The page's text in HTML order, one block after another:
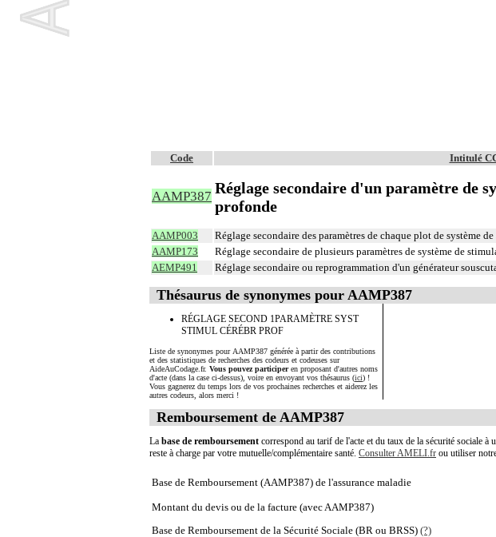
Code Intitulé
AAMP387 Réglage secondaire d'un paramètre de
profonde
AAMP003 Réglage secondaire des paramètres de chaque plot de système
AAMP173 Réglage secondaire de plusieurs paramètres de système de
AEMP491 Réglage secondaire ou reprogrammation d'un générateur
Thésaurus de synonymes pour AAMP387
RÉGLAGE SECOND 1PARAMÈTRE SYST
STIMUL CÉRÉBR PROF
Liste de synonymes pour AAMP387 générée à partir des contributions
et des statistiques de recherches des codeurs et codeuses sur
AideAuCodage.fr. Vous pouvez participeren proposant d'autres noms
d'acte (dans la case ci-dessus), voire en envoyant vos thésaurus (ici) !
Vous gagnerez du temps lors de vos prochaines recherches et aiderez les
autres codeurs, alors merci !
Remboursement de AAMP387
La base de remboursement correspond au tarif de l'acte et du taux de la sécurité sociale
reste à charge par votre mutuelle/complémentaire santé. Consulter AMELI.fr ou utiliser
Base de Remboursement (AAMP387) de l'assurance maladie
Montant du devis ou de la facture (avec AAMP387)
Base de Remboursement de la Sécurité Sociale (BR ou BRSS) (?)